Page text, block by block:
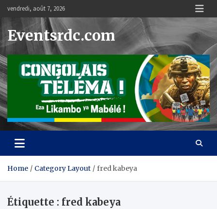
content
vendredi, août 7, 2026
Eventsrdc.com
Home Category Layout fred kabeya
Étiquette : fred kabeya